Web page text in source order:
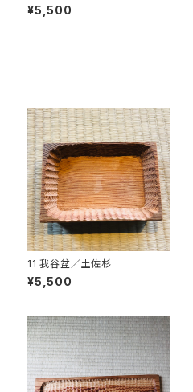
¥5,500
11 我谷盆／土佐杉
¥5,500